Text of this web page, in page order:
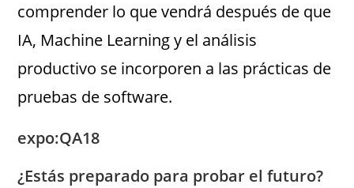
comprender lo que vendrá después de que
IA, Machine Learning y el análisis
productivo se incorporen a las prácticas de
pruebas de software.
expo:QA18
¿Estás preparado para probar el futuro?